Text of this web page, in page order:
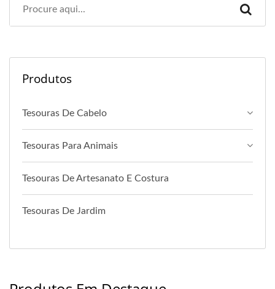
Produtos
Tesouras De Cabelo
Tesouras Para Animais
Tesouras De Artesanato E Costura
Tesouras De Jardim